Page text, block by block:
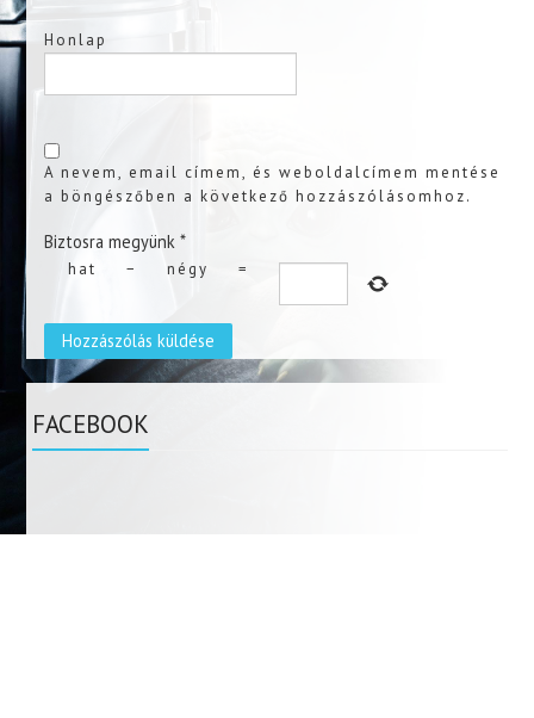
Honlap
A nevem, email címem, és weboldalcímem mentése
a böngészőben a következő hozzászólásomhoz.
Biztosra megyünk *
hat − négy =
FACEBOOK